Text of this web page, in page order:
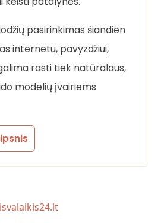
pasirinkimas šiandien
internetu, pavyzdžiui,
rasti tiek natūralaus,
modelių įvairiems